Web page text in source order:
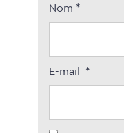
Nom *
E-mail *